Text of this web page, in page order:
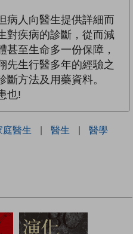
病人向醫生提供詳細而
對疾病的診斷，從而減
甚至生命多一份保障，
先生行醫多年的經驗之
方法及用藥資料。
也!
庭醫生 | 醫生 | 醫學